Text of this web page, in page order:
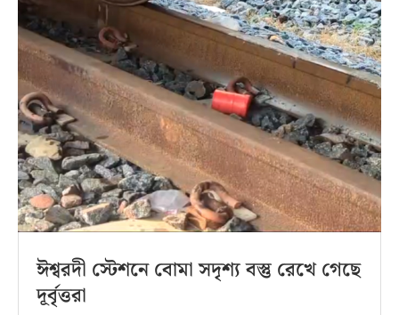
ঈশ্বরদী স্টেশনে বোমা সদৃশ্য বস্তু রেখে গেছে
দূর্বৃত্তরা